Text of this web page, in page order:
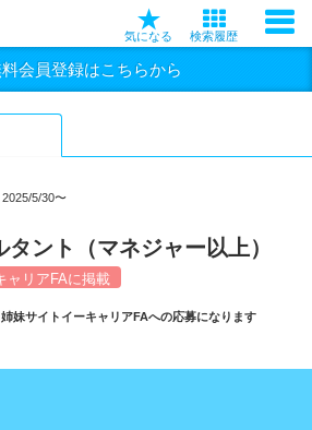
気になる 検索履歴
会員登録はこちらから
5/30〜
ント（マネジャー以上）
ャリアFAに掲載
妹サイト イーキャリアFAへの応募になります